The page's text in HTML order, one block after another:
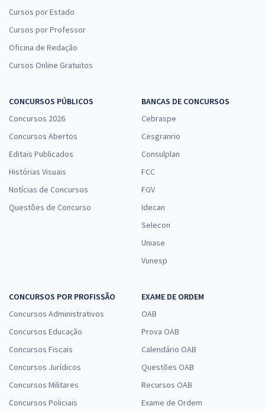
Cursos por Estado
Cursos por Professor
Oficina de Redação
Cursos Online Gratuitos
CONCURSOS PÚBLICOS
Concursos 2026
Concursos Abertos
Editais Publicados
Histórias Visuais
Notícias de Concursos
Questões de Concurso
BANCAS DE CONCURSOS
Cebraspe
Cesgranrio
Consulplan
FCC
FGV
Idecan
Selecon
Uniase
Vunesp
CONCURSOS POR PROFISSÃO
Concursos Administrativos
Concursos Educação
Concursos Fiscais
Concursos Jurídicos
Concursos Militares
Concursos Policiais
EXAME DE ORDEM
OAB
Prova OAB
Calendário OAB
Questões OAB
Recursos OAB
Exame de Ordem